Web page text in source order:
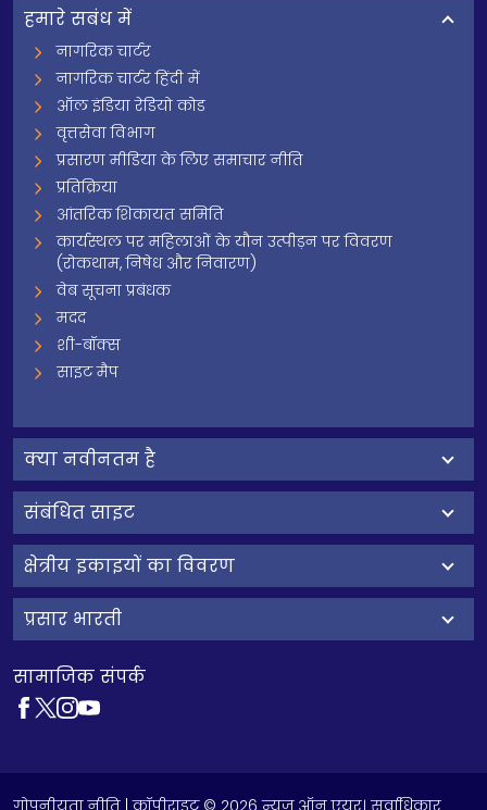
हमारे सबंध में
नागरिक चार्टर
नागरिक चार्टर हिंदी में
ऑल इंडिया रेडियो कोड
वृत्तसेवा विभाग
प्रसारण मीडिया के लिए समाचार नीति
प्रतिक्रिया
आंतरिक शिकायत समिति
कार्यस्थल पर महिलाओं के यौन उत्पीड़न पर विवरण
(रोकथाम, निषेध और निवारण)
वेब सूचना प्रबंधक
मदद
शी-बॉक्स
साइट मैप
क्‍या नवीनतम है
संबंधित साइट
क्षेत्रीय इकाइयों का विवरण
प्रसार भारती
सामाजिक संपर्क